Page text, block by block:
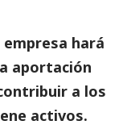
empresa hará
aportación
a los
activos.